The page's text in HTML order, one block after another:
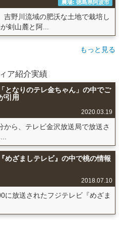
農場: 徳島県阿波市
野川流域の肥沃な土地で栽培し
剣山麓と阿...
もっと見る
ア紹介実績
となりのテレ金ちゃん」の中でご
引用
2020.03.19
ら、テレビ金沢放送局で放送さ
めざましテレビ』の中で桃の情報
2018.07.10
に放送されたフジテレビ『めざま